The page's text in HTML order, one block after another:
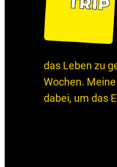
das Leben zu
Wochen.
dabei, um das